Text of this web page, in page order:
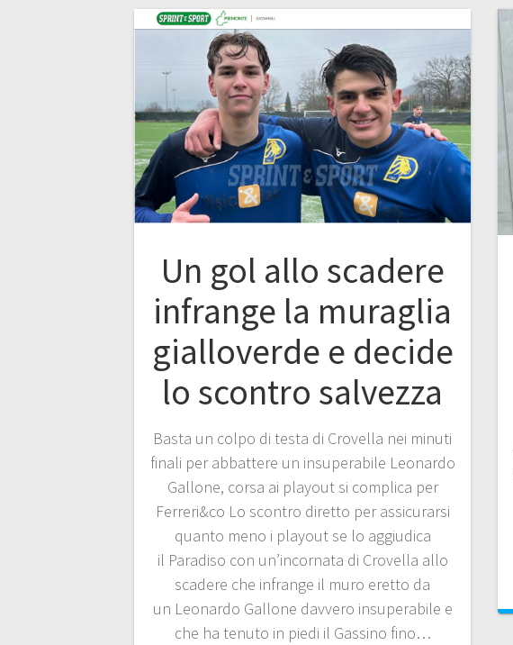
Un gol allo scadere
infrange la muraglia
gialloverde e decide
lo scontro salvezza
Basta un colpo di testa di Crovella nei minuti
finali per abbattere un insuperabile Leonardo
Gallone, corsa ai playout si complica per
Ferreri&co Lo scontro diretto per assicurarsi
quanto meno i playout se lo aggiudica
il Paradiso con un’incornata di Crovella allo
scadere che infrange il muro eretto da
un Leonardo Gallone davvero insuperabile e
che ha tenuto in piedi il Gassino fino…